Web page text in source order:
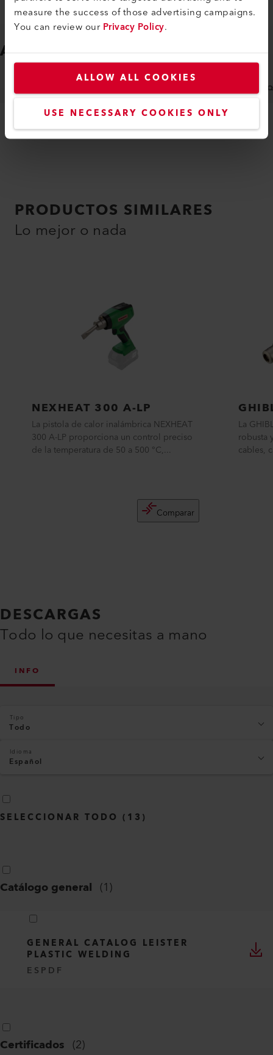
measure the success of those advertising campaigns.
You can review ourPrivacy Policy.
ALLOW ALL COOKIES
USE NECESSARY COOKIES ONLY
ACCESORIOS
ACCESORIOS ESPECÍFICOS DE LA
PRODUCTOS SIMILARES
Lo mejor o nada
NEXHEAT 300 A-LP
La pistola de calor inalámbrica NEXHEAT
300 A-LP proporciona un control preciso
de la temperatura de 50 a 500 °C,...
Comparar
La
robusta
cables,
DESCARGAS
Todo lo que necesitas a mano
INFO
Tipo
Todo
Idioma
Español
SELECCIONAR TODO ( 13 )
Catálogo general (1)
GENERAL CATALOG LEISTER
PLASTIC WELDING
ES PDF
Certificados (2)